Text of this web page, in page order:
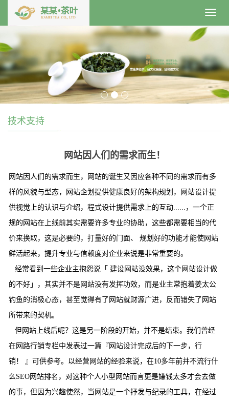
技术支持
网站因人们的需求而生！
网站因人们的需求而生，网站的诞生又因应各种不同的需求而有多
样的风貌与型态，网站企划提供健康良好的架构规划，网站设计提
供视觉上的认识与介绍，程式设计提供需求上的互动......，一个正
规的网站在上线前其实需要许多专业的协助，这些都需要相当的代
价来换取，这是必要的，打量好的门面、 规划好的功能才能使网站
鲜活起来，提升专业与信赖度对企业来说是非常重要的。
经常看到一些企业主抱怨说「 建设网站没效果，这个网站设计做
的不好」，其实并不是网站没有发挥功效，而是业主常抱着姜太公
钓鱼的消极心态，甚至觉得有了网站就财源广进，反而错失了网站
所带来的契机。
但网站上线后呢？这是另一阶段的开始，并不是结束。我们曾经
在网路行销专栏中发表过一篇『网站设计完成后的下一步，行
销！ 』可供参考。以经营网站的经验来说，在10多年前并不流行什
么SEO网站排名，对这种个人小型网站而言更是嫌钱太多才会去做
的事，但因为兴趣使然，当网站是一个抒发与纪录的工具，在经过